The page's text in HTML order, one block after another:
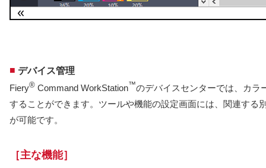
■ デバイス管理
Fiery® Command WorkStation™のデバイスセンターでは、カラ
することができます。ツールや機能の設定画面には、関連す
が可能です。
［主な機能］